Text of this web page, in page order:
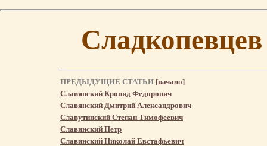
ПРЕДЫДУЩИЕ СТАТЬИ [начало]
Славянский Кронид Федорович
Славянский Дмитрий Александрович
Славутинский Степан Тимофеевич
Славинский Петр
Славинский Николай Евстафьевич